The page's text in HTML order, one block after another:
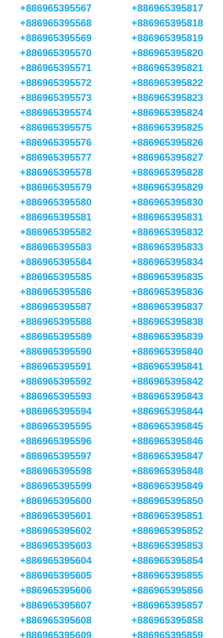
+886965395567
+886965395568
+886965395569
+886965395570
+886965395571
+886965395572
+886965395573
+886965395574
+886965395575
+886965395576
+886965395577
+886965395578
+886965395579
+886965395580
+886965395581
+886965395582
+886965395583
+886965395584
+886965395585
+886965395586
+886965395587
+886965395588
+886965395589
+886965395590
+886965395591
+886965395592
+886965395593
+886965395594
+886965395595
+886965395596
+886965395597
+886965395598
+886965395599
+886965395600
+886965395601
+886965395602
+886965395603
+886965395604
+886965395605
+886965395606
+886965395607
+886965395608
+886965395609
+886965395817
+886965395818
+886965395819
+886965395820
+886965395821
+886965395822
+886965395823
+886965395824
+886965395825
+886965395826
+886965395827
+886965395828
+886965395829
+886965395830
+886965395831
+886965395832
+886965395833
+886965395834
+886965395835
+886965395836
+886965395837
+886965395838
+886965395839
+886965395840
+886965395841
+886965395842
+886965395843
+886965395844
+886965395845
+886965395846
+886965395847
+886965395848
+886965395849
+886965395850
+886965395851
+886965395852
+886965395853
+886965395854
+886965395855
+886965395856
+886965395857
+886965395858
+886965395859